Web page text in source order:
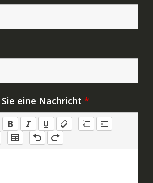
eine Nachricht *